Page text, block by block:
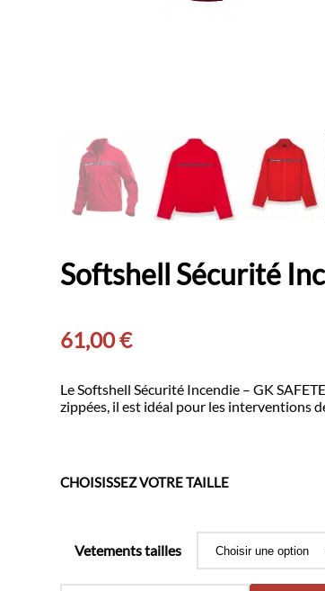
Softshell Sécurité
61,00€
Le Softshell Sécurité Incendie – GK
zippées, il est idéal pour les interventions
CHOISISSEZ VOTRE TAILLE
Vetements tailles